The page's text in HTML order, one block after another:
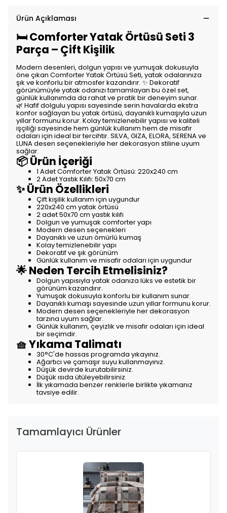
Ürün Açıklaması
🛏️ Comforter Yatak Örtüsü Seti 3
Parça – Çift Kişilik
Modern desenleri, dolgun yapısı ve yumuşak dokusuyla
öne çıkan Comforter Yatak Örtüsü Seti, yatak odalarınıza
şık ve konforlu bir atmosfer kazandırır. ✨ Dekoratif
görünümüyle yatak odanızı tamamlayan bu özel set,
günlük kullanımda da rahat ve pratik bir deneyim sunar.
🌿 Hafif dolgulu yapısı sayesinde serin havalarda ekstra
konfor sağlayan bu yatak örtüsü, dayanıklı kumaşıyla uzun
yıllar formunu korur. Kolay temizlenebilir yapısı ve kaliteli
işçiliği sayesinde hem günlük kullanım hem de misafir
odaları için ideal bir tercihtir. SILVA, GIZA, ELORA, SERENA ve
LUNA desen seçenekleriyle her dekorasyon stiline uyum
sağlar.
📦 Ürün İçeriği
1 Adet Comforter Yatak Örtüsü: 220x240 cm
2 Adet Yastık Kılıfı: 50x70 cm
✨ Ürün Özellikleri
Çift kişilik kullanım için uygundur
220x240 cm yatak örtüsü
2 adet 50x70 cm yastık kılıfı
Dolgun ve yumuşak comforter yapı
Modern desen seçenekleri
Dayanıklı ve uzun ömürlü kumaş
Kolay temizlenebilir yapı
Dekoratif ve şık görünüm
Günlük kullanım ve misafir odaları için uygundur
🌟 Neden Tercih Etmelisiniz?
Dolgun yapısıyla yatak odanıza lüks ve estetik bir
görünüm kazandırır.
Yumuşak dokusuyla konforlu bir kullanım sunar.
Dayanıklı kumaşı sayesinde uzun yıllar formunu korur.
Modern desen seçenekleriyle her dekorasyon
tarzına uyum sağlar.
Günlük kullanım, çeyizlik ve misafir odaları için ideal
bir seçimdir.
🧺 Yıkama Talimatı
30°C'de hassas programda yıkayınız.
Ağartıcı ve çamaşır suyu kullanmayınız.
Düşük devirde kurutabilirsiniz.
Düşük ısıda ütüleyebilirsiniz.
İlk yıkamada benzer renklerle birlikte yıkamanız
tavsiye edilir.
Tamamlayıcı Ürünler